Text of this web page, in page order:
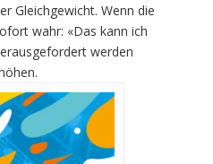
Gleichgewicht. Wenn die
wahr: «Das kann ich
werden